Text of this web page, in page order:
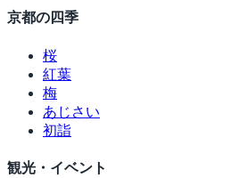
京都の四季
桜
紅葉
梅
あじさい
初詣
観光・イベント